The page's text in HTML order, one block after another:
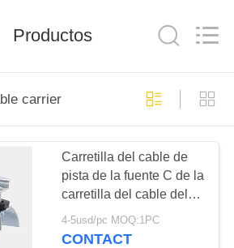
Productos
carrier
Carretilla del cable de
pista de la fuente C de la
carretilla del cable del
extremo C32 para el
sistema del adorno
4-5usd/pc MOQ:1PC
CONTACT